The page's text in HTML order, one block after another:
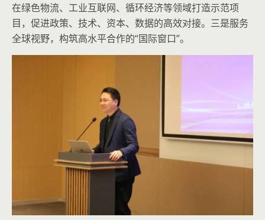
在绿色物流、工业互联网、循环经济等领域打造示范项
目，促进政策、技术、资本、数据的高效对接。三是服务
全球视野，构筑高水平合作的“国际窗口”。